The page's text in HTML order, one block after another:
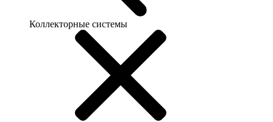
Коллекторные системы